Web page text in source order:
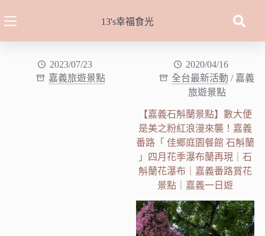
至
13's幸福食光
2023/07/23
嘉義旅遊景點
2020/04/16
全台最新活動 / 嘉義
旅遊景點
【嘉義石斛蘭景點】數大便
是美之粉紅浪漫來襲！嘉義
番路「 佳鄉庭園餐館 石斛蘭
」四月花季瀑布蘭再現｜石
斛蘭花瀑布｜嘉義番路賞花
景點｜嘉義一日遊